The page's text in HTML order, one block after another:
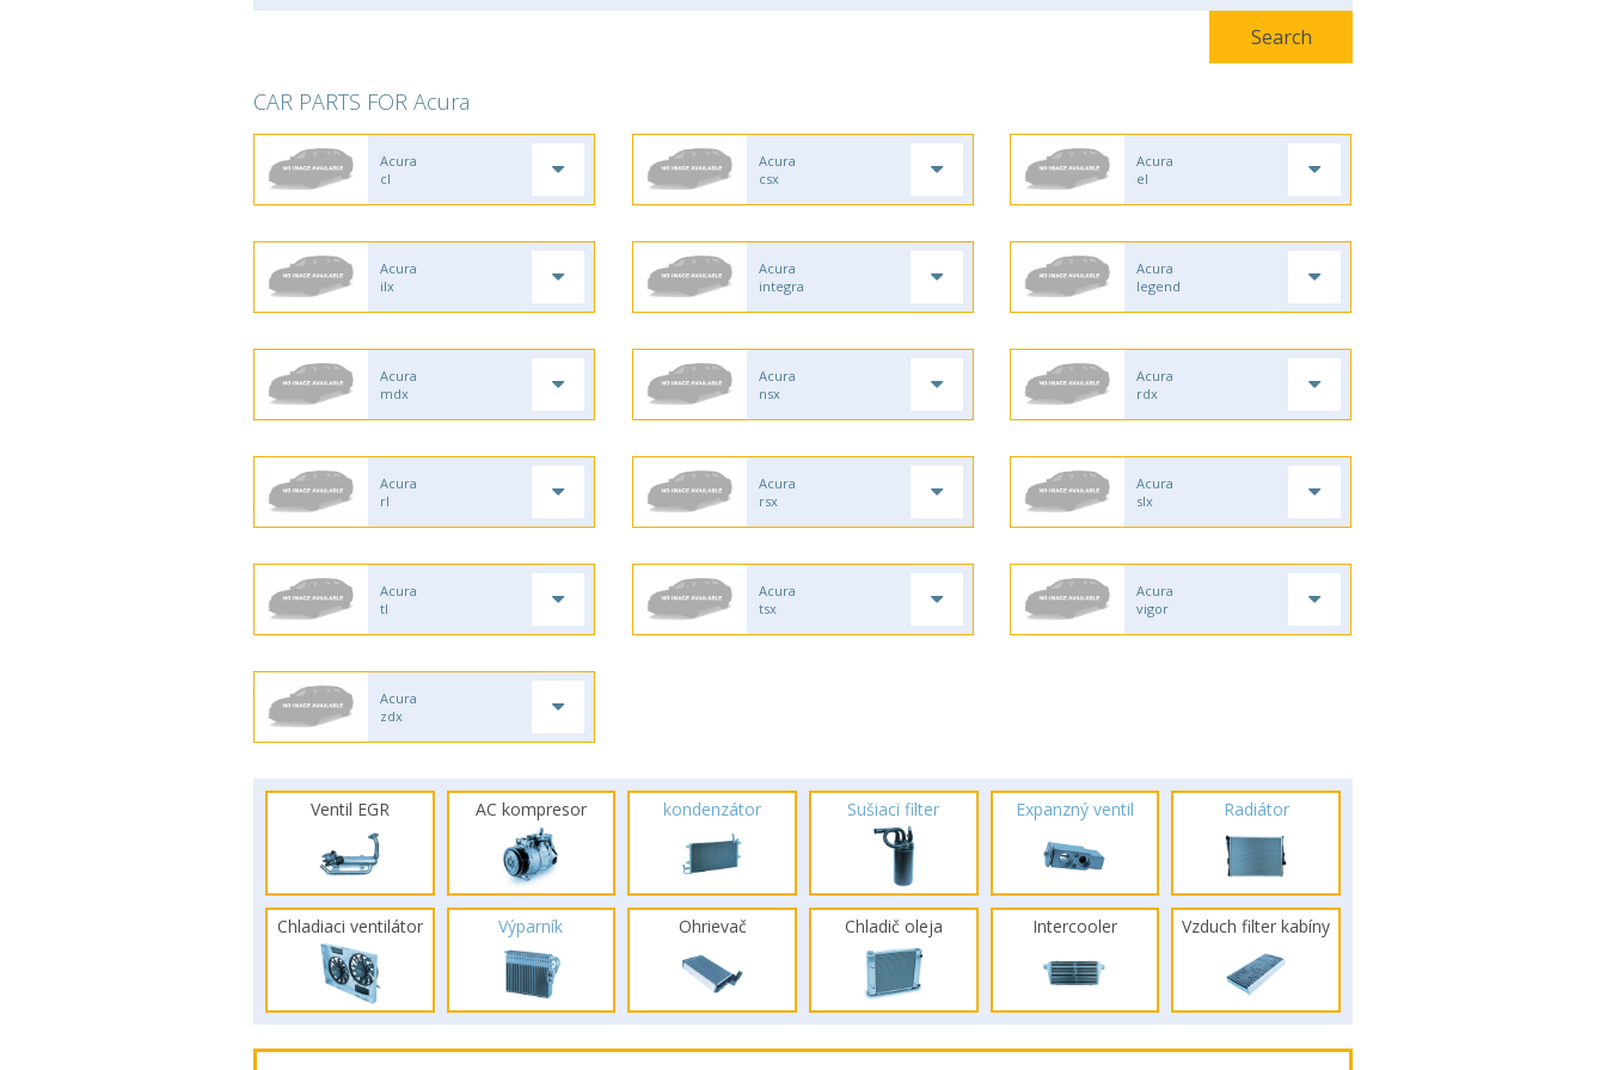
CAR PARTS FOR Acura
Acura
cl
Acura
csx
Acura
el
Acura
ilx
Acura
integra
Acura
legend
Acura
mdx
Acura
nsx
Acura
rdx
Acura
rl
Acura
rsx
Acura
slx
Acura
tl
Acura
tsx
Acura
vigor
Acura
zdx
Ventil EGR AC kompresor kondenzátor Sušiaci filter Expanzný ventil Radiátor
Chladiaci ventilátor Výparník Ohrievač Chladič oleja Intercooler Vzduch filter kabíny